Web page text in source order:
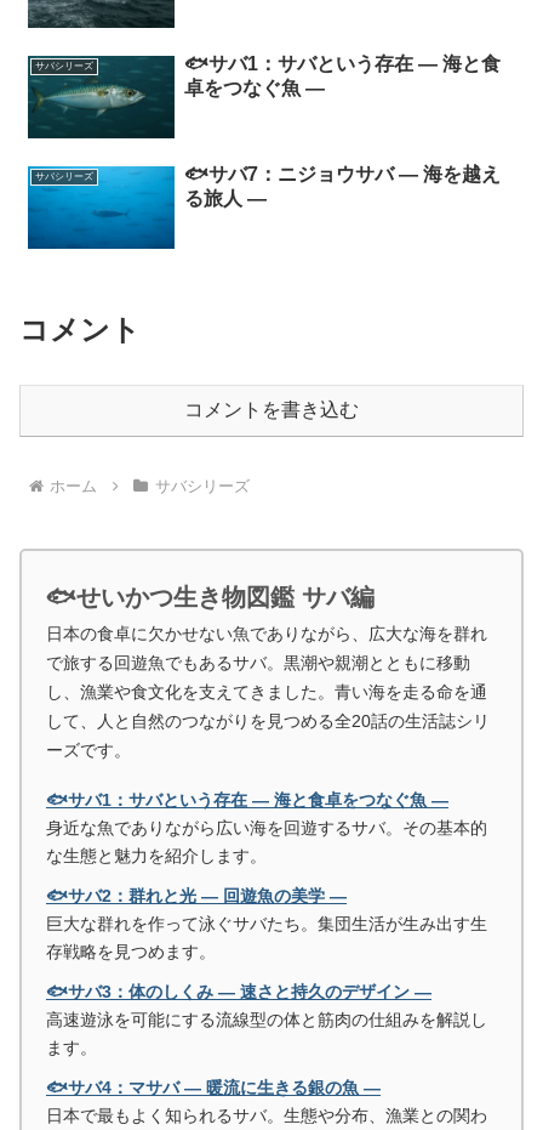
サバシリーズ
🐟サバ1：サバという存在 ― 海と食
卓をつなぐ魚 ―
サバシリーズ
🐟サバ7：ニジョウサバ ― 海を越え
る旅人 ―
コメント
コメントを書き込む
ホーム サバシリーズ
🐟せいかつ生き物図鑑 サバ編
日本の食卓に欠かせない魚でありながら、広大な海を群れ
で旅する回遊魚でもあるサバ。黒潮や親潮とともに移動
し、漁業や食文化を支えてきました。青い海を走る命を通
して、人と自然のつながりを見つめる全20話の生活誌シリ
ーズです。
🐟サバ1：サバという存在 ― 海と食卓をつなぐ魚 ―
身近な魚でありながら広い海を回遊するサバ。その基本的
な生態と魅力を紹介します。
🐟サバ2：群れと光 ― 回遊魚の美学 ―
巨大な群れを作って泳ぐサバたち。集団生活が生み出す生
存戦略を見つめます。
🐟サバ3：体のしくみ ― 速さと持久のデザイン ―
高速遊泳を可能にする流線型の体と筋肉の仕組みを解説し
ます。
🐟サバ4：マサバ ― 暖流に生きる銀の魚 ―
日本で最もよく知られるサバ。生態や分布、漁業との関わ